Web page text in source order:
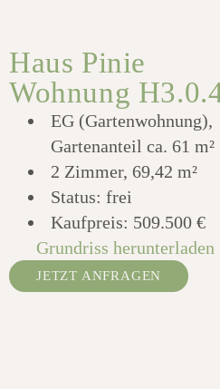
Haus Pinie
Wohnung
EG (Gartenwohnung),
Gartenanteil ca. 61 m²
2 Zimmer, 69,42 m²
Status: frei
Kaufpreis: 509.500 €
Grundriss herunterladen
JETZT ANFRAGEN